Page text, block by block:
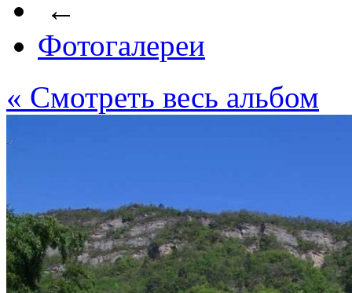
←
Фотогалереи
« Cмотреть весь альбом